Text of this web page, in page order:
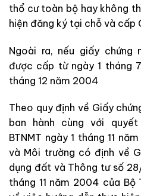
thổ cư toàn bộ hay không
hiện đăng ký tại chỗ và cấp
Ngoài ra, nếu giấy chứng
được cấp từ ngày 1 tháng
tháng 12 năm 2004
Theo quy định về Giấy
ban hành cùng với
BTNMT ngày 1 tháng 11
và Môi trường có định về
dụng đất và Thông tư số
tháng 11 năm 2004 của Bộ